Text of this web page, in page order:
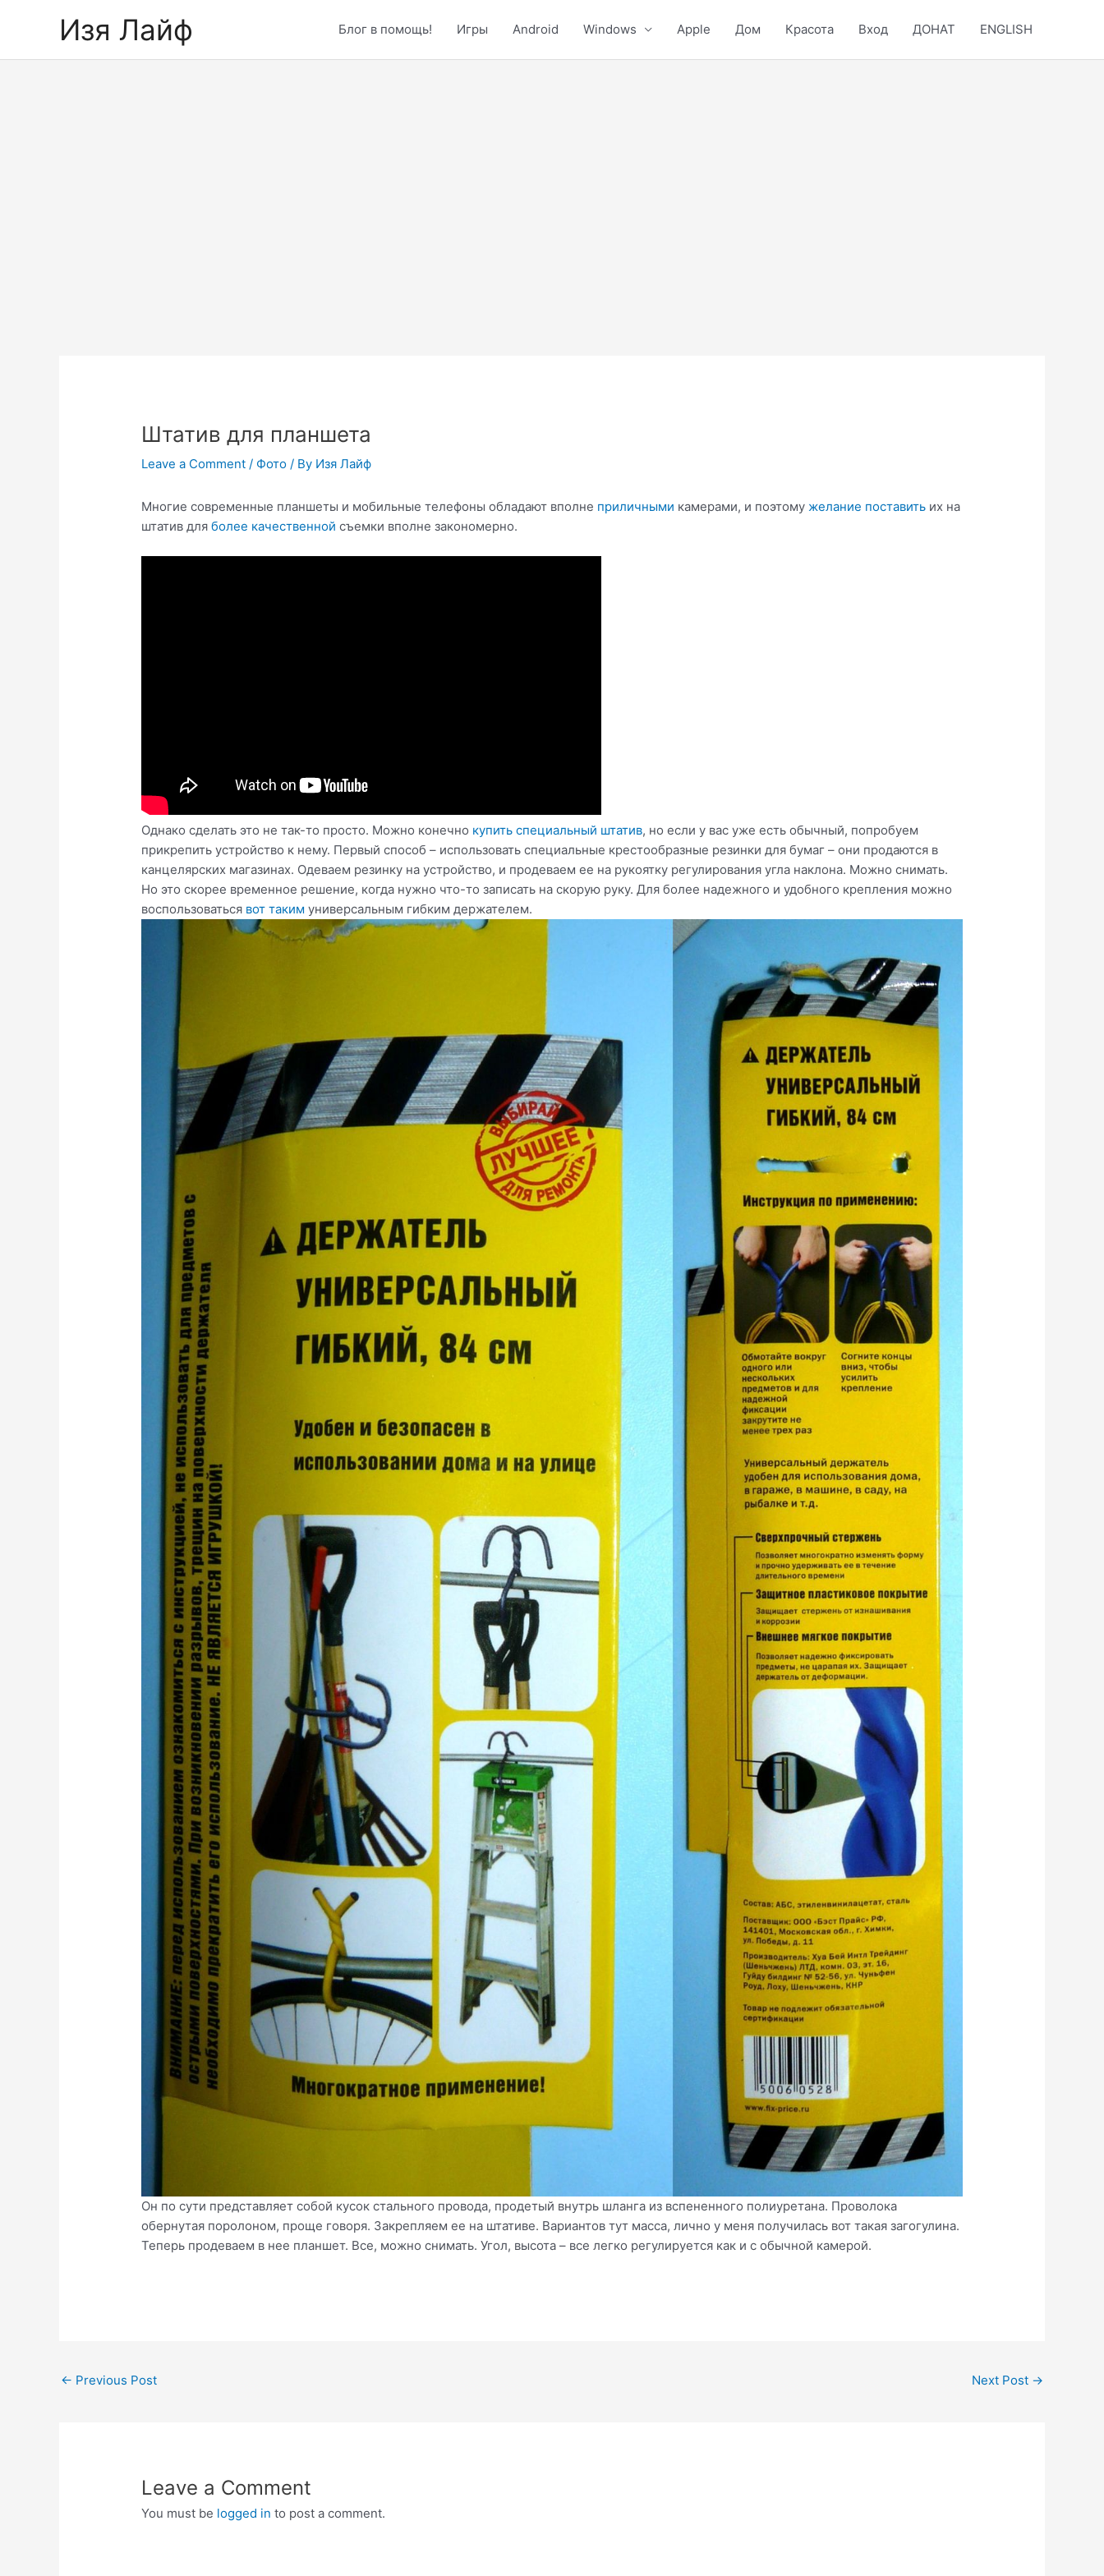
Изя Лайф Блог в помощь! Игры Android Windows Apple Дом Красота Вход ДОНАТ ENGLISH
Штатив для планшета
Leave a Comment / Фото / By Изя Лайф
Многие современные планшеты и мобильные телефоны обладают вполне приличными камерами, и поэтому желание поставить их на
штатив дляболее качественной съемки вполне закономерно.
Однако сделать это не так-то просто. Можно конечно купить специальный штатив, но если у вас уже есть обычный, попробуем
прикрепить устройство к нему. Первый способ – использовать специальные крестообразные резинки для бумаг – они продаются в
канцелярских магазинах. Одеваем резинку на устройство, и продеваем ее на рукоятку регулирования угла наклона. Можно снимать.
Но это скорее временное решение, когда нужно что-то записать на скорую руку. Для более надежного и удобного крепления можно
воспользоваться вот таким универсальным гибким держателем.
Он по сути представляет собой кусок стального провода, продетый внутрь шланга из вспененного полиуретана. Проволока
обернутая поролоном, проще говоря. Закрепляем ее на штативе. Вариантов тут масса, лично у меня получилась вот такая загогулина.
Теперь продеваем в нее планшет. Все, можно снимать. Угол, высота – все легко регулируется как и с обычной камерой.
Post
← Previous Post Next Post →
Leave a Comment
You must be logged in to post a comment.